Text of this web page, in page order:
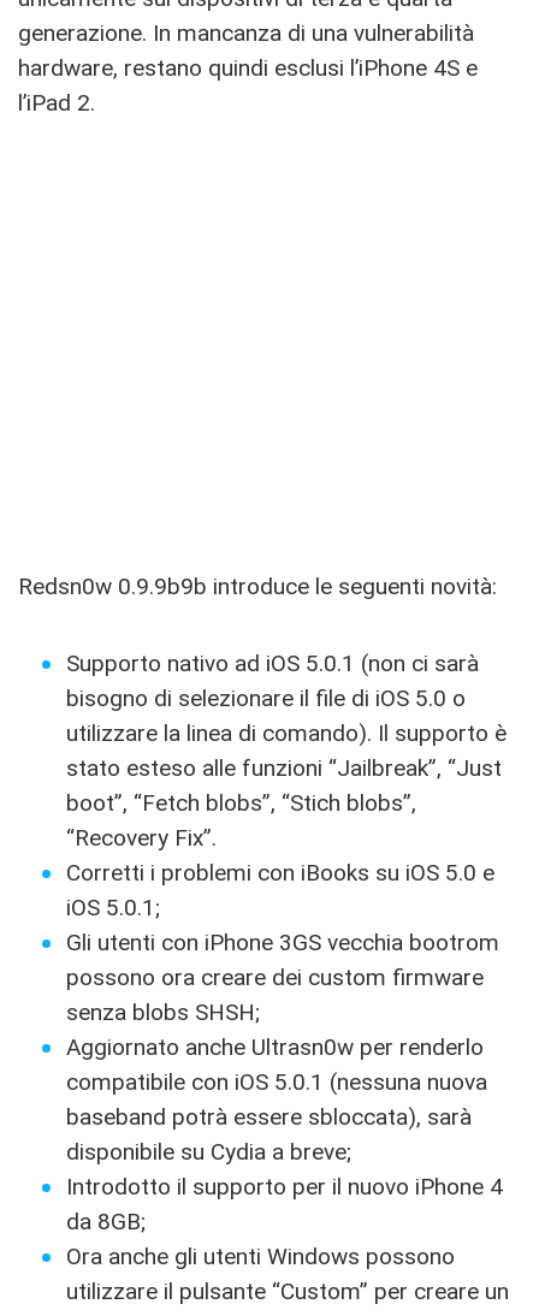
generazione. In mancanza di una vulnerabilità
hardware, restano quindi esclusi l’iPhone 4S e
l’iPad 2.
Redsn0w 0.9.9b9b introduce le seguenti novità:
Supporto nativo ad iOS 5.0.1 (non ci sarà
bisogno di selezionare il file di iOS 5.0 o
utilizzare la linea di comando). Il supporto è
stato esteso alle funzioni “Jailbreak”, “Just
boot”, “Fetch blobs”, “Stich blobs”,
“Recovery Fix”.
Corretti i problemi con iBooks su iOS 5.0 e
iOS 5.0.1;
Gli utenti con iPhone 3GS vecchia bootrom
possono ora creare dei custom firmware
senza blobs SHSH;
Aggiornato anche Ultrasn0w per renderlo
compatibile con iOS 5.0.1 (nessuna nuova
baseband potrà essere sbloccata), sarà
disponibile su Cydia a breve;
Introdotto il supporto per il nuovo iPhone 4
da 8GB;
Ora anche gli utenti Windows possono
utilizzare il pulsante “Custom” per creare un